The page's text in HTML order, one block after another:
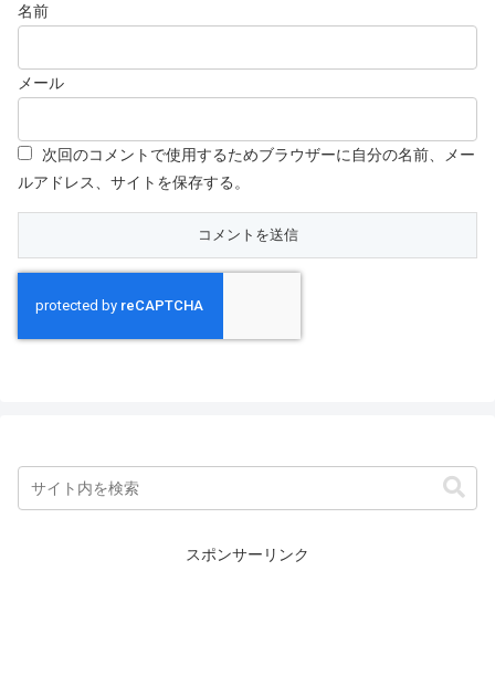
名前
メール
次回のコメントで使用するためブラウザーに自分の名前、メー
ルアドレス、サイトを保存する。
スポンサーリンク